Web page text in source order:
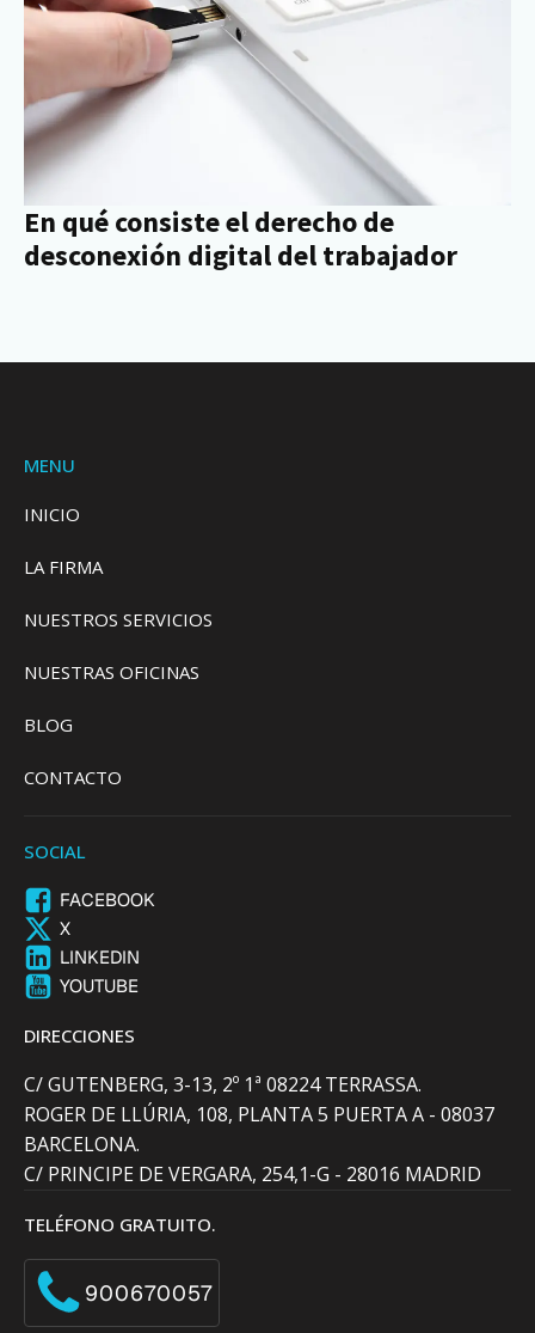
En qué consiste el derecho de
desconexión digital del trabajador
MENU
INICIO
LA FIRMA
NUESTROS SERVICIOS
NUESTRAS OFICINAS
BLOG
CONTACTO
SOCIAL
FACEBOOK
X
LINKEDIN
YOUTUBE
DIRECCIONES
C/ GUTENBERG, 3-13, 2º 1ª 08224 TERRASSA.
ROGER DE LLÚRIA, 108, PLANTA 5 PUERTA A - 08037
BARCELONA.
C/ PRINCIPE DE VERGARA, 254,1-G - 28016 MADRID
TELÉFONO GRATUITO.
900670057